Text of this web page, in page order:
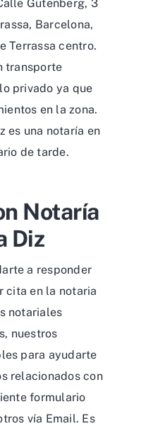
Gutenberg, 3
Barcelona,
Terrassa centro.
transporte
privado ya que
en la zona.
es una notaría en
de tarde.
Notaría
Diz
a responder
cita en la notaria
notariales
nuestros
para ayudarte
relacionados con
formulario
vía Email. Es